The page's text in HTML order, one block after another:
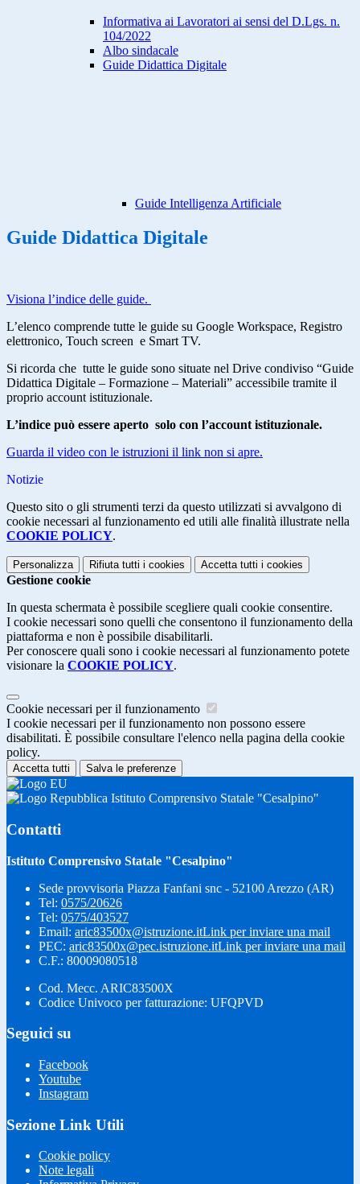
Informativa ai Lavoratori ai sensi del D.Lgs. n.
104/2022
Albo sindacale
Guide Didattica Digitale
Guide Intelligenza Artificiale
Guide Didattica Digitale
Visiona l’indice delle guide.
L’elenco comprende tutte le guide su Google Workspace, Registro
elettronico, Touch screen e Smart TV.
Si ricorda che tutte le guide sono situate nel Drive condiviso “Guide
Didattica Digitale – Formazione – Materiali” accessibile tramite il
proprio account istituzionale.
L’indice può essere aperto solo con l’account istituzionale.
Guarda il video con le istruzioni il link non si apre.
Notizie
Questo sito o gli strumenti terzi da questo utilizzati si avvalgono di
cookie necessari al funzionamento ed utili alle finalità illustrate nella
COOKIE POLICY.
Personalizza Rifiuta tutti i cookies Accetta tutti i cookies
Gestione cookie
In questa schermata è possibile scegliere quali cookie consentire.
I cookie necessari sono quelli che consentono il funzionamento della
piattaforma e non è possibile disabilitarli.
Per conoscere quali sono i cookie necessari al funzionamento potete
visionare la COOKIE POLICY.
Cookie necessari per il funzionamento
I cookie necessari per il funzionamento non possono essere
disabilitati. È possibile consultare l'elenco nella pagina della cookie
policy.
Accetta tutti Salva le preferenze
Istituto Comprensivo Statale "Cesalpino"
Contatti
Istituto Comprensivo Statale "Cesalpino"
Sede provvisoria Piazza Fanfani snc - 52100 Arezzo (AR)
Tel: 0575/20626
Tel: 0575/403527
Email: aric83500x@istruzione.itLink per inviare una mail
PEC: aric83500x@pec.istruzione.itLink per inviare una mail
C.F.: 80009080518
Cod. Mecc. ARIC83500X
Codice Univoco per fatturazione: UFQPVD
Seguici su
Facebook
Youtube
Instagram
Sezione Link Utili
Cookie policy
Note legali